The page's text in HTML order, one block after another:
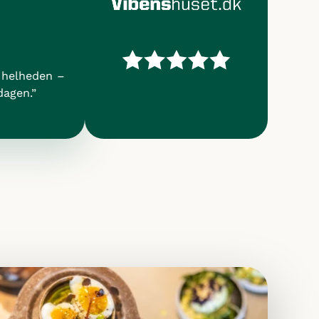
smag og god stemning. En kantine, der
passer godt ind i hverdagen i vores hus”